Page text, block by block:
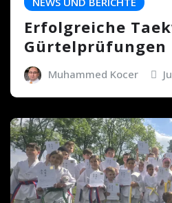
Erfolgreiche
Gürtelprüfungen
Muhammed Kocer